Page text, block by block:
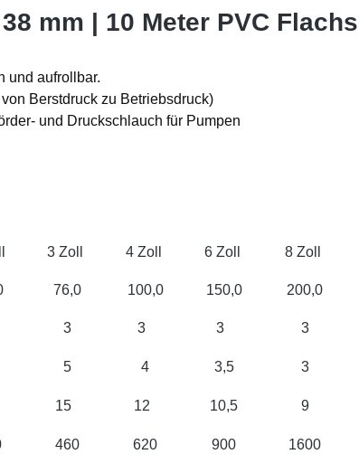
mm | 10 Meter PVC
und aufrollbar.
Berstdruck zu Betriebsdruck)
und Druckschlauch für Pumpen
3 Zoll 4 Zoll 6 Zoll 8 Zoll
76,0 100,0 150,0 200,0
3 3 3 3
5 4 3,5 3
15 12 10,5 9
460 620 900 1600